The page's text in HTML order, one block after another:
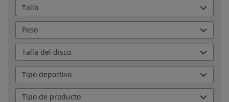
Talla
Peso
Talla del disco
Tipo deportivo
Tipo de producto